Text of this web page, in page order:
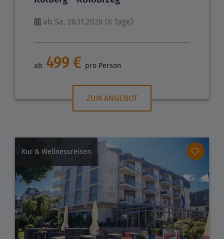
ab Sa. 28.11.2026 (8 Tage)
ab 499 € pro Person
ZUM ANGEBOT
Kur & Wellnessreisen